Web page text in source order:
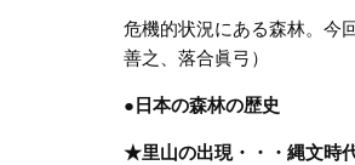
危機的状況にある森林。今
善之、落合眞弓）
●日本の森林の歴史
★里山の出現・・・縄文時